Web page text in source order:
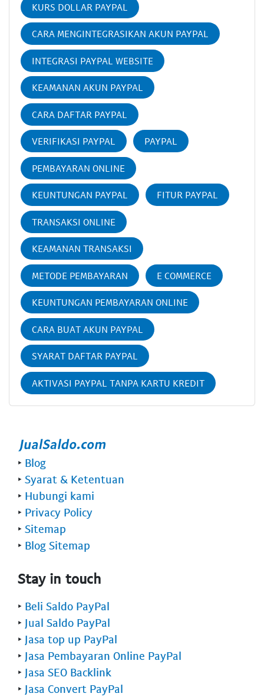
KURS DOLLAR PAYPAL
CARA MENGINTEGRASIKAN AKUN PAYPAL
INTEGRASI PAYPAL WEBSITE
KEAMANAN AKUN PAYPAL
CARA DAFTAR PAYPAL
VERIFIKASI PAYPAL PAYPAL
PEMBAYARAN ONLINE
KEUNTUNGAN PAYPAL FITUR PAYPAL
TRANSAKSI ONLINE
KEAMANAN TRANSAKSI
METODE PEMBAYARAN E COMMERCE
KEUNTUNGAN PEMBAYARAN ONLINE
CARA BUAT AKUN PAYPAL
SYARAT DAFTAR PAYPAL
AKTIVASI PAYPAL TANPA KARTU KREDIT
‣ Blog
‣ Syarat & Ketentuan
‣ Hubungi kami
‣ Privacy Policy
‣ Sitemap
‣ Blog Sitemap
Stay in touch
‣ Beli Saldo PayPal
‣ Jual Saldo PayPal
‣ Jasa top up PayPal
‣ Jasa Pembayaran Online PayPal
‣ Jasa SEO Backlink
‣ Jasa Convert PayPal